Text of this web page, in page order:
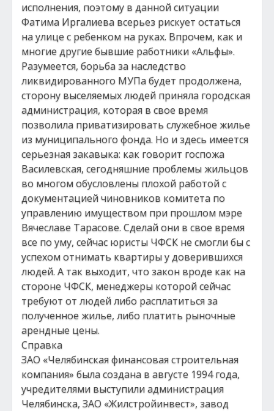
исполнения, поэтому в данной ситуации
Фатима Иргалиева всерьез рискует остаться
на улице с ребенком на руках. Впрочем, как и
многие другие бывшие работники «Альфы».
Разумеется, борьба за наследство
ликвидированного МУПа будет продолжена,
сторону выселяемых людей приняла городская
администрация, которая в свое время
позволила приватизировать служебное жилье
из муниципального фонда. Но и здесь имеется
серьезная закавыка: как говорит госпожа
Василевская, сегодняшние проблемы жильцов
во многом обусловлены плохой работой с
документацией чиновников комитета по
управлению имуществом при прошлом мэре
Вячеславе Тарасове. Сделай они в свое время
все по уму, сейчас юристы ЧФСК не смогли бы с
успехом отнимать квартиры у доверившихся
людей. А так выходит, что закон вроде как на
стороне ЧФСК, менеджеры которой сейчас
требуют от людей либо расплатиться за
полученное жилье, либо платить рыночные
арендные цены.
Справка
ЗАО «Челябинская финансовая строительная
компания» была создана в августе 1994 года,
учредителями выступили администрация
Челябинска, ЗАО «Жилстройинвест», завод